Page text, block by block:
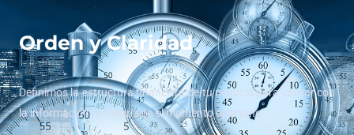
Orden y Claridad
Definimos la estructura financiera de tu negocio para contar con
la información necesaria en el momento oportuno.